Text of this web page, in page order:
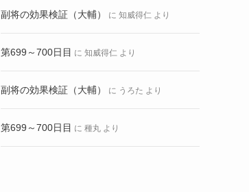
副将の効果検証（大輔） に 知威得仁 より
第699～700日目 に 知威得仁 より
副将の効果検証（大輔） に うろた より
第699～700日目 に 種丸 より